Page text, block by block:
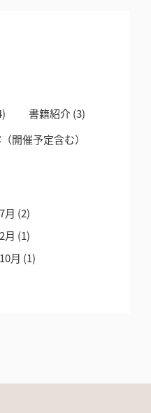
書籍紹介(3)
開催予定含む）
月 (2)
月 (1)
月 (1)